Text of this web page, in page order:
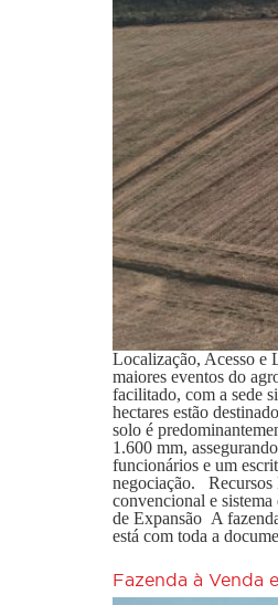
Localização, Acesso e
maiores eventos do
facilitado, com a sede
hectares estão
solo é
1.600 mm,
funcionários e um
negociação. Recursos
convencional e
de Expansão A
está com toda a
Fazenda à Venda